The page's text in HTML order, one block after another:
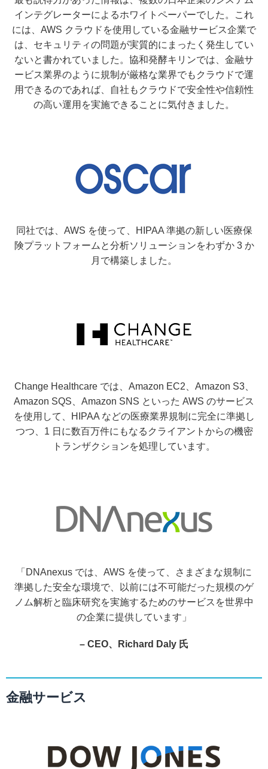
インテグレーターによるホワイトペーパーでした。これ
には、AWS クラウドを使用している金融サービス企業で
は、セキュリティの問題が実質的にまったく発生してい
ないと書かれていました。協和発酵キリンでは、金融サ
ービス業界のように規制が厳格な業界でもクラウドで運
用できるのであれば、自社もクラウドで安全性や信頼性
の高い運用を実施できることに気付きました。
同社では、AWS を使って、HIPAA 準拠の新しい医療保
険プラットフォームと分析ソリューションをわずか 3 か
月で構築しました。
Change Healthcare では、Amazon EC2、Amazon S3、
Amazon SQS、Amazon SNS といった AWS のサービス
を使用して、HIPAA などの医療業界規制に完全に準拠し
つつ、1 日に数百万件にもなるクライアントからの機密
トランザクションを処理しています。
「DNAnexus では、AWS を使って、さまざまな規制に
準拠した安全な環境で、以前には不可能だった規模のゲ
ノム解析と臨床研究を実施するためのサービスを世界中
の企業に提供しています」
– CEO、Richard Daly 氏
金融サービス